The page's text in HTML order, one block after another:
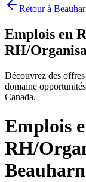
Retour à
Emplois en
RH/
Découvrez des
domaine
Canada.
Emplois
RH/